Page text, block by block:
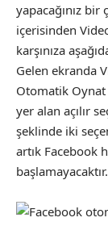
yapacağınız bir
içerisinden
karşınıza
Gelen ekranda
Otomatik Oynat
yer alan açılır
şeklinde iki
artık Facebook
başlamayacaktır.